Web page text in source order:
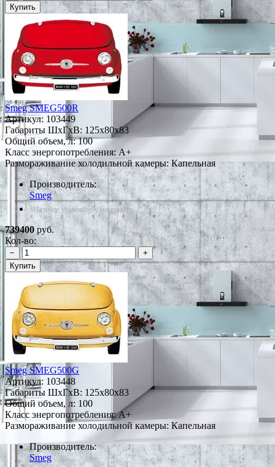
Купить
Smeg SMEG500R
Артикул: 103449
Габариты ШxГxВ: 125x80x83
Общий объем, л: 100
Класс энергопотребления: A+
Размораживание холодильной камеры: Капельная
Производитель:
Smeg
*Наличие уточняйте у менеджера
739400 руб.
Кол-во:
−
+
Купить
Smeg SMEG500G
Артикул: 103448
Габариты ШxГxВ: 125x80x83
Общий объем, л: 100
Класс энергопотребления: A+
Размораживание холодильной камеры: Капельная
Производитель:
Smeg